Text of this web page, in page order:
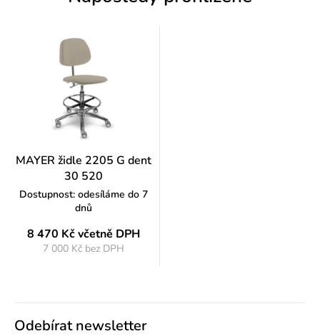
MAYER židle 2205 G dent
30 520
Dostupnost: odesíláme do 7
dnů
8 470 Kčvčetně DPH
7 000 Kč bez DPH
Odebírat newsletter